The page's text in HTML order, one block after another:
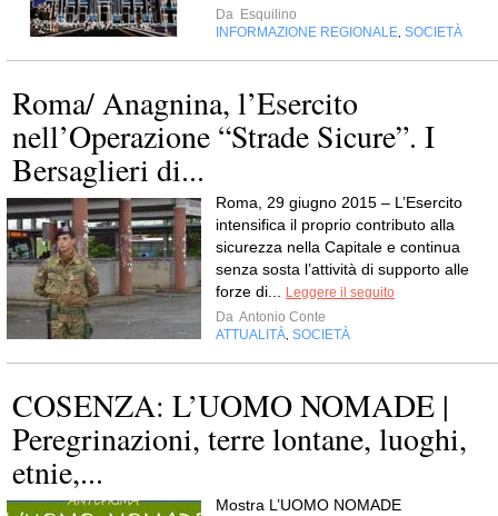
Da Esquilino
INFORMAZIONE REGIONALE SOCIETÀ
Roma/ Anagnina, l’Esercito
nell’Operazione “Strade Sicure”. I
Bersaglieri di...
Roma, 29 giugno 2015 – L’Esercito
intensifica il proprio contributo alla
sicurezza nella Capitale e continua
senza sosta l’attività di supporto alle
forze di...
Leggere il seguito
Da Antonio Conte
ATTUALITÀ SOCIETÀ
COSENZA: L’UOMO NOMADE |
Peregrinazioni, terre lontane, luoghi,
etnie,...
Mostra L’UOMO NOMADE